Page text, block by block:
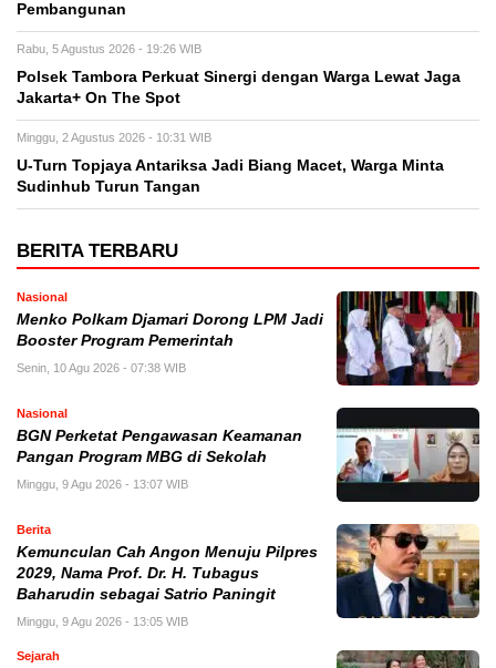
Pembangunan
Rabu, 5 Agustus 2026 - 19:26 WIB
Polsek Tambora Perkuat Sinergi dengan Warga Lewat Jaga
Jakarta+ On The Spot
Minggu, 2 Agustus 2026 - 10:31 WIB
U-Turn Topjaya Antariksa Jadi Biang Macet, Warga Minta
Sudinhub Turun Tangan
BERITA TERBARU
Nasional
Menko Polkam Djamari Dorong LPM Jadi
Booster Program Pemerintah
Senin, 10 Agu 2026 - 07:38 WIB
Nasional
BGN Perketat Pengawasan Keamanan
Pangan Program MBG di Sekolah
Minggu, 9 Agu 2026 - 13:07 WIB
Berita
Kemunculan Cah Angon Menuju Pilpres
2029, Nama Prof. Dr. H. Tubagus
Baharudin sebagai Satrio Paningit
Minggu, 9 Agu 2026 - 13:05 WIB
Sejarah